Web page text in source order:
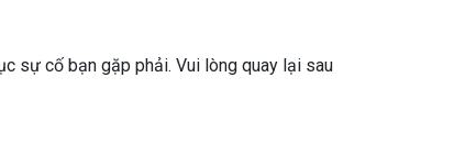
sự cố bạn gặp phải. Vui lòng quay lại sau